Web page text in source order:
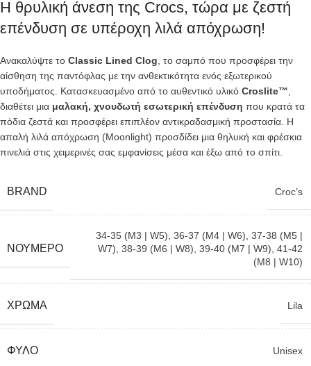
Η θρυλική άνεση της Crocs, τώρα με ζεστή
επένδυση σε υπέροχη λιλά απόχρωση!
Ανακαλύψτε το Classic Lined Clog, το σαμπό που προσφέρει την
αίσθηση της παντόφλας με την ανθεκτικότητα ενός εξωτερικού
υποδήματος. Κατασκευασμένο από το αυθεντικό υλικό Croslite™,
διαθέτει μια μαλακή, χνουδωτή εσωτερική επένδυση που κρατά τα
πόδια ζεστά και προσφέρει επιπλέον αντικραδασμική προστασία. Η
απαλή λιλά απόχρωση (Moonlight) προσδίδει μια θηλυκή και φρέσκια
πινελιά στις χειμερινές σας εμφανίσεις μέσα και έξω από το σπίτι.
BRAND Croc’s
ΝΟΎΜΕΡΟ
34-35 (M3 | W5), 36-37 (M4 | W6), 37-38 (M5 |
W7), 38-39 (M6 | W8), 39-40 (M7 | W9), 41-42
(M8 | W10)
ΧΡΏΜΑ Lila
ΦΎΛΟ Unisex